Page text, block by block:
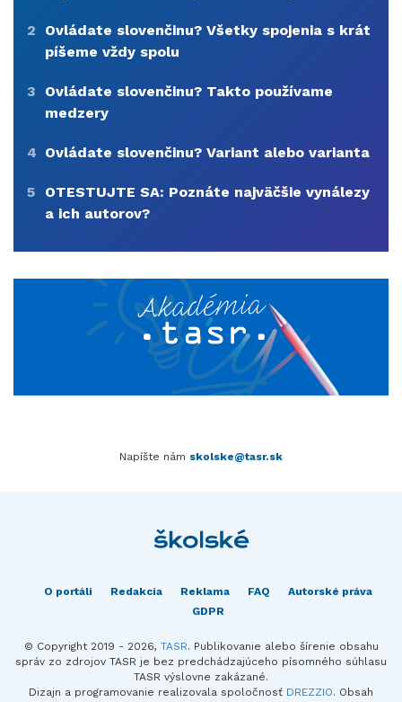
2
Ovládate slovenčinu? Všetky spojenia s krát
píšeme vždy spolu
3
Ovládate slovenčinu? Takto používame
medzery
4 Ovládate slovenčinu? Variant alebo varianta
5
OTESTUJTE SA: Poznáte najväčšie vynálezy
a ich autorov?
Napíšte nám skolske@tasr.sk
O portáli Redakcia Reklama FAQ
Autorské práva
GDPR
© Copyright 2019 - 2026, TASR. Publikovanie alebo šírenie obsahu
správ zo zdrojov TASR je bez predchádzajúceho písomného súhlasu
TASR výslovne zakázané.
Dizajn a programovanie realizovala spoločnosť DREZZIO. Obsah